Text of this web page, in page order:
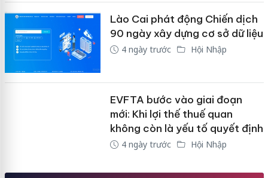
Lào Cai phát động Chiến dịch
90 ngày xây dựng cơ sở dữ liệu
4 ngày trước Hội Nhập
EVFTA bước vào giai đoạn
mới: Khi lợi thế thuế quan
không còn là yếu tố quyết định
4 ngày trước Hội Nhập